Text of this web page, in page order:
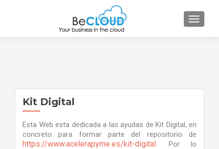
Kit Digital
Esta Web esta dedicada a las ayudas de Kit Digital, en
concreto para formar parte del repositorio de
https://www.acelerapyme.es/kit-digital. Por lo